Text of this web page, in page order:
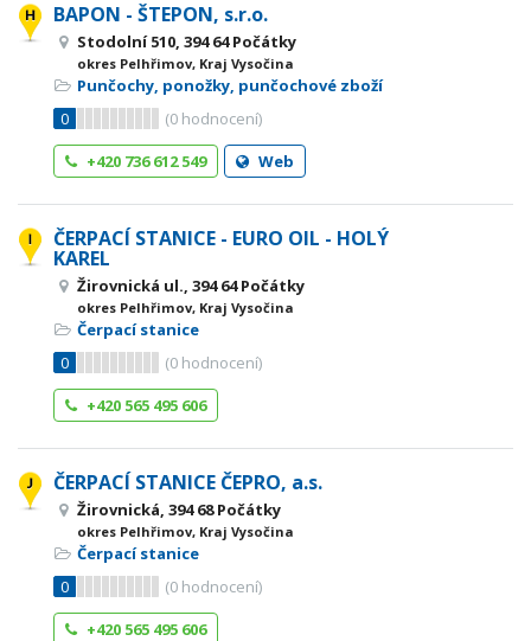
BAPON - ŠTEPON, s.r.o.
Stodolní 510, 394 64 Počátky
okres Pelhřimov, Kraj Vysočina
Punčochy, ponožky, punčochové zboží
0
(0 hodnocení)
+420 736 612 549
Web
ČERPACÍ STANICE - EURO OIL - HOLÝ
KAREL
Žirovnická ul., 394 64 Počátky
okres Pelhřimov, Kraj Vysočina
Čerpací stanice
0
(0 hodnocení)
+420 565 495 606
ČERPACÍ STANICE ČEPRO, a.s.
Žirovnická, 394 68 Počátky
okres Pelhřimov, Kraj Vysočina
Čerpací stanice
0
(0 hodnocení)
+420 565 495 606